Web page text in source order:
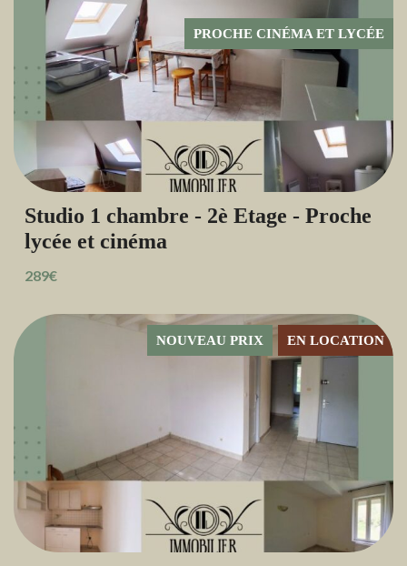
PROCHE CINÉMA ET LYCÉE
Studio 1 chambre - 2è Etage - Proche
lycée et cinéma
289€
EN LOCATION
NOUVEAU PRIX